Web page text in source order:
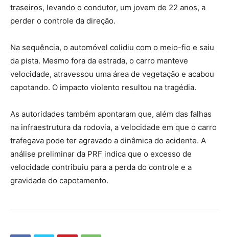
traseiros, levando o condutor, um jovem de 22 anos, a
perder o controle da direção.
Na sequência, o automóvel colidiu com o meio-fio e saiu
da pista. Mesmo fora da estrada, o carro manteve
velocidade, atravessou uma área de vegetação e acabou
capotando. O impacto violento resultou na tragédia.
As autoridades também apontaram que, além das falhas
na infraestrutura da rodovia, a velocidade em que o carro
trafegava pode ter agravado a dinâmica do acidente. A
análise preliminar da PRF indica que o excesso de
velocidade contribuiu para a perda do controle e a
gravidade do capotamento.